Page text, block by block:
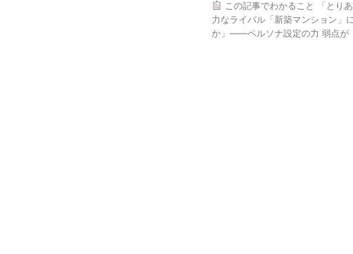
この記事でわかること 「とり
力なライバル「新築マンション」
か」——ペルソナ設定の力 弱点が